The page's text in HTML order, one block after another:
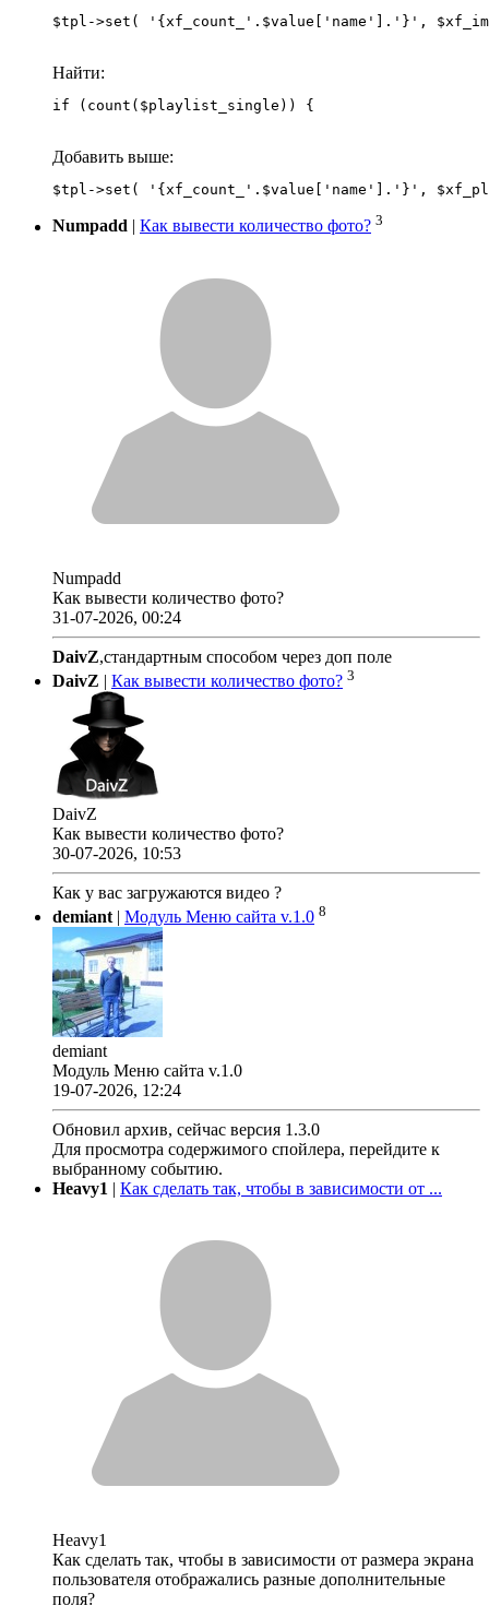
Найти:
if (count($playlist_single)) {
Добавить выше:
Numpadd Как вывести количество фото? 3
Numpadd
Как вывести количество фото?
31-07-2026, 00:24
DaivZ,стандартным способом через доп поле
DaivZ | Как вывести количество фото? 3
DaivZ
Как вывести количество фото?
30-07-2026, 10:53
Как у вас загружаются видео ?
demiant | Модуль Меню сайта v.1.0 8
demiant
Модуль Меню сайта v.1.0
19-07-2026, 12:24
Обновил архив, сейчас версия 1.3.0
Для просмотра содержимого спойлера, перейдите к
выбранному событию.
Heavy1 | Как сделать так, чтобы в зависимости от ...
Heavy1
Как сделать так, чтобы в зависимости от размера экрана
пользователя отображались разные дополнительные
поля?